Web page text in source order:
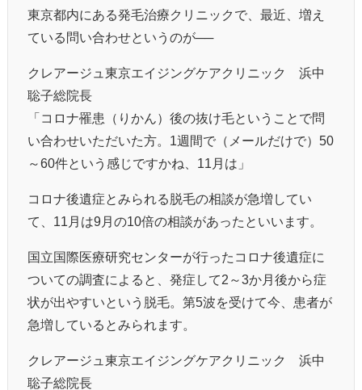
東京都内にある発毛治療クリニックで、最近、増え
ている問い合わせというのが──
クレアージュ東京エイジングケアクリニック 浜中
聡子総院長
「コロナ罹患（りかん）後の抜け毛ということで問
い合わせいただいた方。1週間で（メールだけで）50
～60件という感じですかね、11月は」
コロナ後遺症とみられる脱毛の相談が急増してい
て、11月は9月の10倍の相談があったといいます。
国立国際医療研究センターが行ったコロナ後遺症に
ついての調査によると、発症して2～3か月後から症
状が出やすいという脱毛。第5波を受けて今、患者が
急増しているとみられます。
クレアージュ東京エイジングケアクリニック 浜中
聡子総院長